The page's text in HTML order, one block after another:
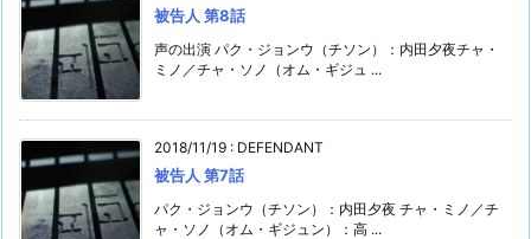
被告人 第8話
声の出演 パク・ジョンウ（チソン）：内田夕夜チャ・
ミノ／チャ・ソノ（オム・ギジュ ...
2018/11/19 : DEFENDANT
被告人 第7話
パク・ジョンウ（チソン）：内田夕夜 チャ・ミノ／チ
ャ・ソノ（オム・ギジュン）：高 ...